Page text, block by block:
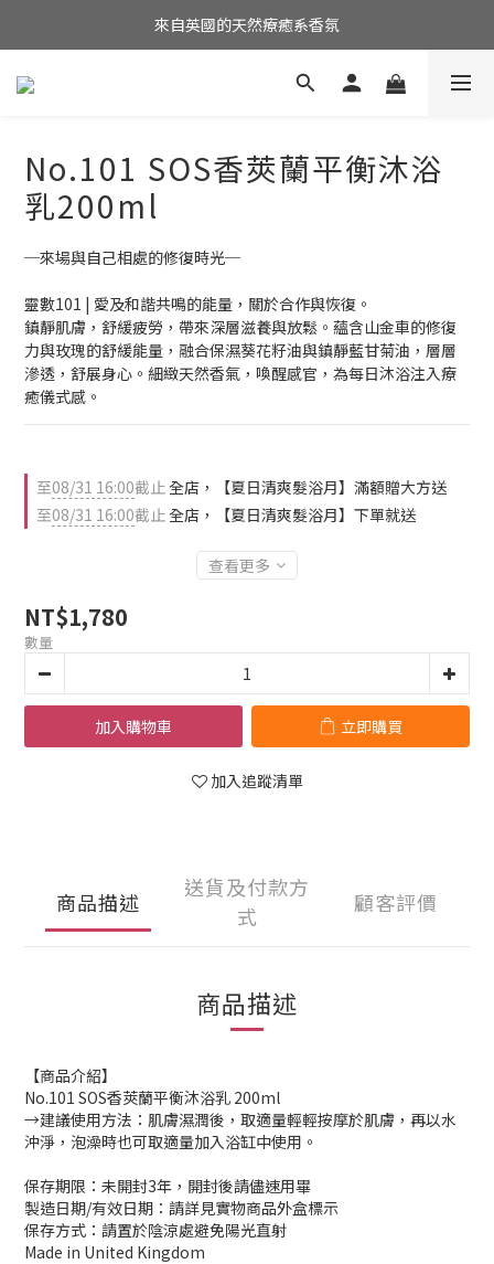
消費滿$2,500 全館免運！(限台灣本島)
來自英國的天然療癒系香氛
消費滿$2,500 全館免運！(限台灣本島)
No.101 SOS香莢蘭平衡沐浴
乳200ml
─來場與自己相處的修復時光─
靈數101 | 愛及和諧共鳴的能量，關於合作與恢復。
鎮靜肌膚，舒緩疲勞，帶來深層滋養與放鬆。蘊含山金車的修復
力與玫瑰的舒緩能量，融合保濕葵花籽油與鎮靜藍甘菊油，層層
滲透，舒展身心。細緻天然香氣，喚醒感官，為每日沐浴注入療
癒儀式感。
至08/31 16:00截止全店，【夏日清爽髮浴月】滿額贈大方送
至08/31 16:00截止全店，【夏日清爽髮浴月】下單就送
查看更多
NT$1,780
數量
加入購物車 立即購買
加入追蹤清單
商品描述
送貨及付款方
式
顧客評價
商品描述
【商品介紹】
No.101 SOS香莢蘭平衡沐浴乳 200ml
→建議使用方法：肌膚濕潤後，取適量輕輕按摩於肌膚，再以水
沖淨，泡澡時也可取適量加入浴缸中使用。
保存期限：未開封3年，開封後請儘速用畢
製造日期/有效日期：請詳見實物商品外盒標示
保存方式：請置於陰涼處避免陽光直射
Made in United Kingdom